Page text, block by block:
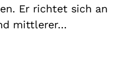
Er richtet sich an
mittlerer…